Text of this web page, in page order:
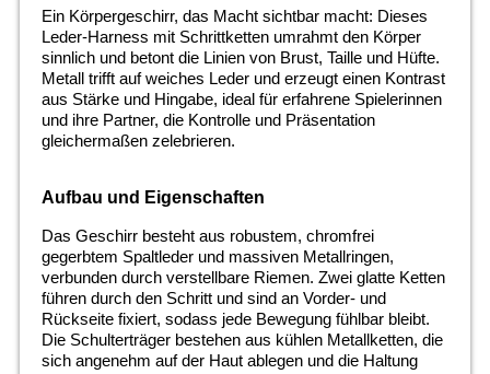
Ein Körpergeschirr, das Macht sichtbar macht: Dieses
Leder-Harness mit Schrittketten umrahmt den Körper
sinnlich und betont die Linien von Brust, Taille und Hüfte.
Metall trifft auf weiches Leder und erzeugt einen Kontrast
aus Stärke und Hingabe, ideal für erfahrene Spielerinnen
und ihre Partner, die Kontrolle und Präsentation
gleichermaßen zelebrieren.
Aufbau und Eigenschaften
Das Geschirr besteht aus robustem, chromfrei
gegerbtem Spaltleder und massiven Metallringen,
verbunden durch verstellbare Riemen. Zwei glatte Ketten
führen durch den Schritt und sind an Vorder- und
Rückseite fixiert, sodass jede Bewegung fühlbar bleibt.
Die Schulterträger bestehen aus kühlen Metallketten, die
sich angenehm auf der Haut ablegen und die Haltung